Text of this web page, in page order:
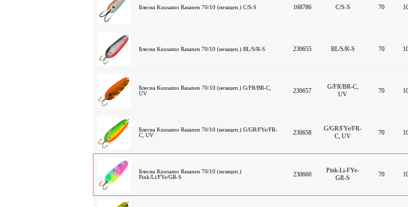
Блесна Kuusamo Rasanen 70/10 (незацеп.) C/S-S 168786 C/S-S 70
Блесна Kuusamo Rasanen 70/10 (незацеп.) BL/S/R-S 230655 BL/S/R-S 70
Блесна Kuusamo Rasanen 70/10 (незацеп.) G/FR/BR-C,
UV
230657
G/FR/BR-C,
UV
70
Блесна Kuusamo Rasanen 70/10 (незацеп.) G/GR/FYe/FR-
C, UV
230658
G/GR/FYe/FR-
C, UV
70
Блесна Kuusamo Rasanen 70/10 (незацеп.)
Pink/Li/FYe/GR-S
230660
Pink-Li-FYe-
GR-S
70